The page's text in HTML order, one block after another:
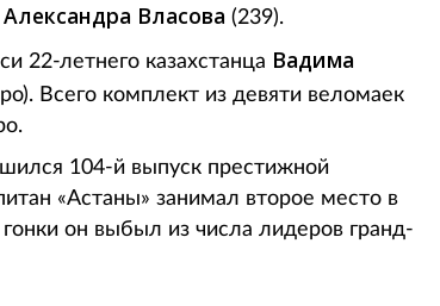
Александра Власова (239).
22-летнего казахстанца Вадима
Всего комплект из девяти веломаек
104-й выпуск престижной
«Астаны» занимал второе место в
он выбыл из числа лидеров гранд-